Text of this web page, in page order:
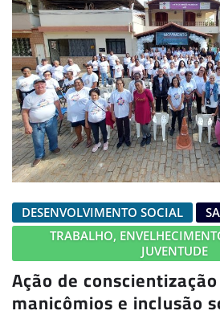
DESENVOLVIMENTO SOCIAL
TRABALHO,
JUVENTUDE
Ação de
manicômios e inclusão